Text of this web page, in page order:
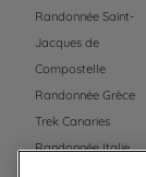
Randonnée Saint-
Jacques de
Compostelle
Randonnée Grèce
Trek Canaries
Randonnée Italie